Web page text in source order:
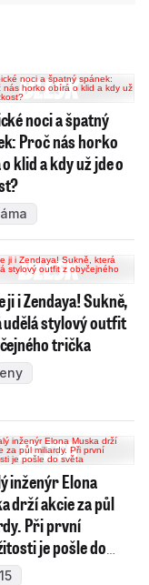
noci a špatný
Proč nás horko
klid a kdy už jde o
ji i Zendaya! Sukně,
stylový outfit
trička
inženýr Elona
drží akcie za půl
Při první
je pošle do